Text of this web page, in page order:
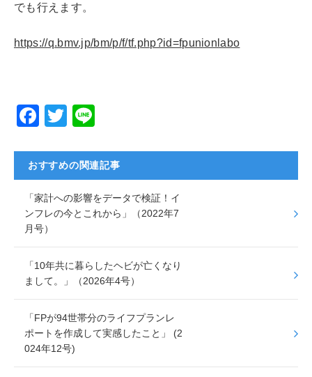
でも行えます。
https://q.bmv.jp/bm/p/f/tf.php?id=fpunionlabo
F
c
e
b
o
o
k
T
tt
er
e
おすすめの関連記事
「家計への影響をデータで検証！イ
ンフレの今とこれから」（2022年7
月号）
「10年共に暮らしたヘビが亡くなり
まして。」（2026年4号）
「FPが94世帯分のライフプランレ
ポートを作成して実感したこと」 (2
024年12号)